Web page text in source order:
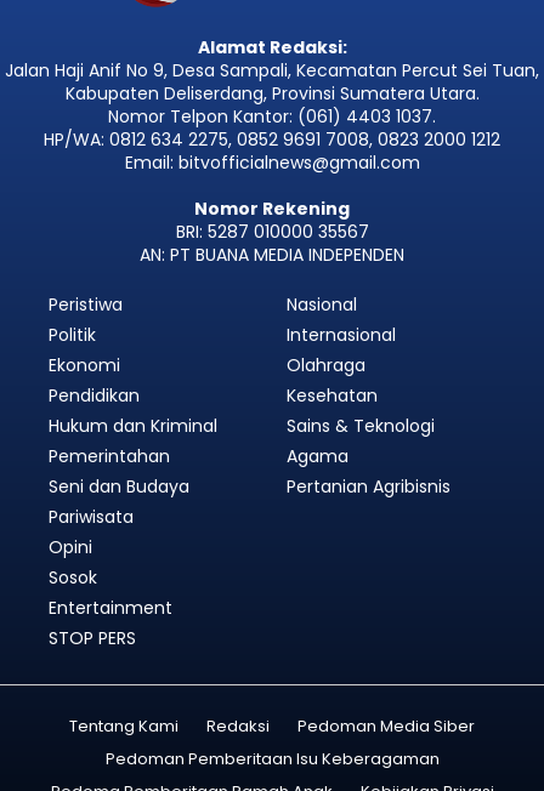
Alamat Redaksi:
Jalan Haji Anif No 9, Desa Sampali, Kecamatan Percut Sei Tuan,
Kabupaten Deliserdang, Provinsi Sumatera Utara.
Nomor Telpon Kantor: (061) 4403 1037.
HP/WA: 0812 634 2275, 0852 9691 7008, 0823 2000 1212
Email: bitvofficialnews@gmail.com
Nomor Rekening
BRI: 5287 010000 35567
AN: PT BUANA MEDIA INDEPENDEN
Peristiwa
Politik
Ekonomi
Pendidikan
Hukum dan Kriminal
Pemerintahan
Nasional
Internasional
Olahraga
Kesehatan
Sains & Teknologi
Agama
Seni dan Budaya
Pariwisata
Opini
Sosok
Entertainment
STOP PERS
Pertanian Agribisnis
Tentang Kami Redaksi
Pedoman Media Siber
Pedoman Pemberitaan Isu Keberagaman